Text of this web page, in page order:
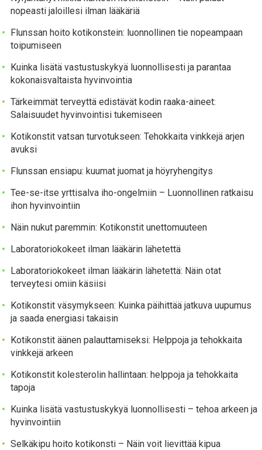
nopeasti jaloillesi ilman lääkäriä
Flunssan hoito kotikonstein: luonnollinen tie nopeampaan
toipumiseen
Kuinka lisätä vastustuskykyä luonnollisesti ja parantaa
kokonaisvaltaista hyvinvointia
Tärkeimmät terveyttä edistävät kodin raaka-aineet:
Salaisuudet hyvinvointisi tukemiseen
Kotikonstit vatsan turvotukseen: Tehokkaita vinkkejä arjen
avuksi
Flunssan ensiapu: kuumat juomat ja höyryhengitys
Tee-se-itse yrttisalva iho-ongelmiin – Luonnollinen ratkaisu
ihon hyvinvointiin
Näin nukut paremmin: Kotikonstit unettomuuteen
Laboratoriokokeet ilman lääkärin lähetettä
Laboratoriokokeet ilman lääkärin lähetettä: Näin otat
terveytesi omiin käsiisi
Kotikonstit väsymykseen: Kuinka päihittää jatkuva uupumus
ja saada energiasi takaisin
Kotikonstit äänen palauttamiseksi: Helppoja ja tehokkaita
vinkkejä arkeen
Kotikonstit kolesterolin hallintaan: helppoja ja tehokkaita
tapoja
Kuinka lisätä vastustuskykyä luonnollisesti – tehoa arkeen ja
hyvinvointiin
Selkäkipu hoito kotikonsti – Näin voit lievittää kipua